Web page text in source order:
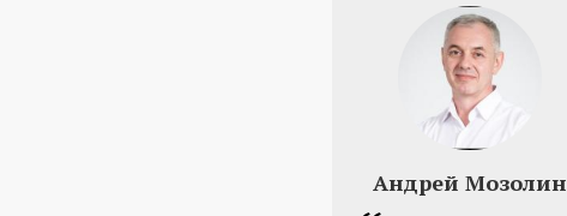
Андрей Мозолин